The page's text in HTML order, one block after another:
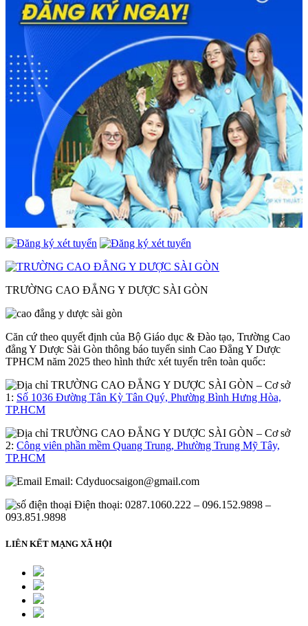
TRƯỜNG CAO ĐẲNG Y DƯỢC SÀI GÒN
Căn cứ theo quyết định của Bộ Giáo dục & Đào tạo, Trường Cao
đẳng Y Dược Sài Gòn thông báo tuyển sinh Cao Đẳng Y Dược
TPHCM năm 2025 theo hình thức xét tuyển trên toàn quốc:
– Cơ sở
1: Số 1036 Đường Tân Kỳ Tân Quý, Phường Bình Hưng Hòa,
TP.HCM
– Cơ sở
2: Công viên phần mềm Quang Trung, Phường Trung Mỹ Tây,
TP.HCM
Email: Cdyduocsaigon@gmail.com
Điện thoại: 0287.1060.222 – 096.152.9898 –
093.851.9898
LIÊN KẾT MẠNG XÃ HỘI